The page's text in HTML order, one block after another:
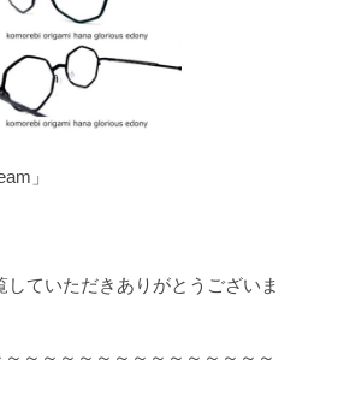
」
ていただきありがとうございま
～～～～～～～～～～～～～～～